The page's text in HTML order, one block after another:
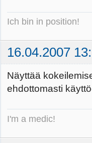
Ich bin in position!
16.04.2007
Näyttää
ehdottomasti
I'm a medic!